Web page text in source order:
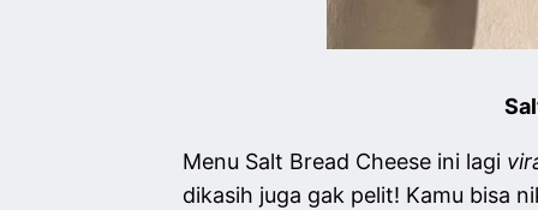
Menu Salt Bread Cheese ini lagi
dikasih juga gak pelit! Kamu bisa